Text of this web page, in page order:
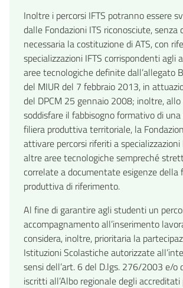
Inoltre i percorsi IFTS potranno essere
dalle Fondazioni ITS riconosciute, senza
necessaria la costituzione di ATS, con
specializzazioni IFTS corrispondenti agli
aree tecnologiche definite dall’allegato
del MIUR del 7 febbraio 2013, in
del DPCM 25 gennaio 2008; inoltre, allo
soddisfare il fabbisogno formativo di
filiera produttiva territoriale, la
attivare percorsi riferiti a specializzazioni
altre aree tecnologiche sempreché
correlate a documentate esigenze della
produttiva di riferimento.
Al fine di garantire agli studenti un
accompagnamento all’inserimento
considera, inoltre, prioritaria la
Istituzioni Scolastiche autorizzate
sensi dell’art. 6 del D.lgs. 276/2003 e/o
iscritti all’Albo regionale degli accreditati